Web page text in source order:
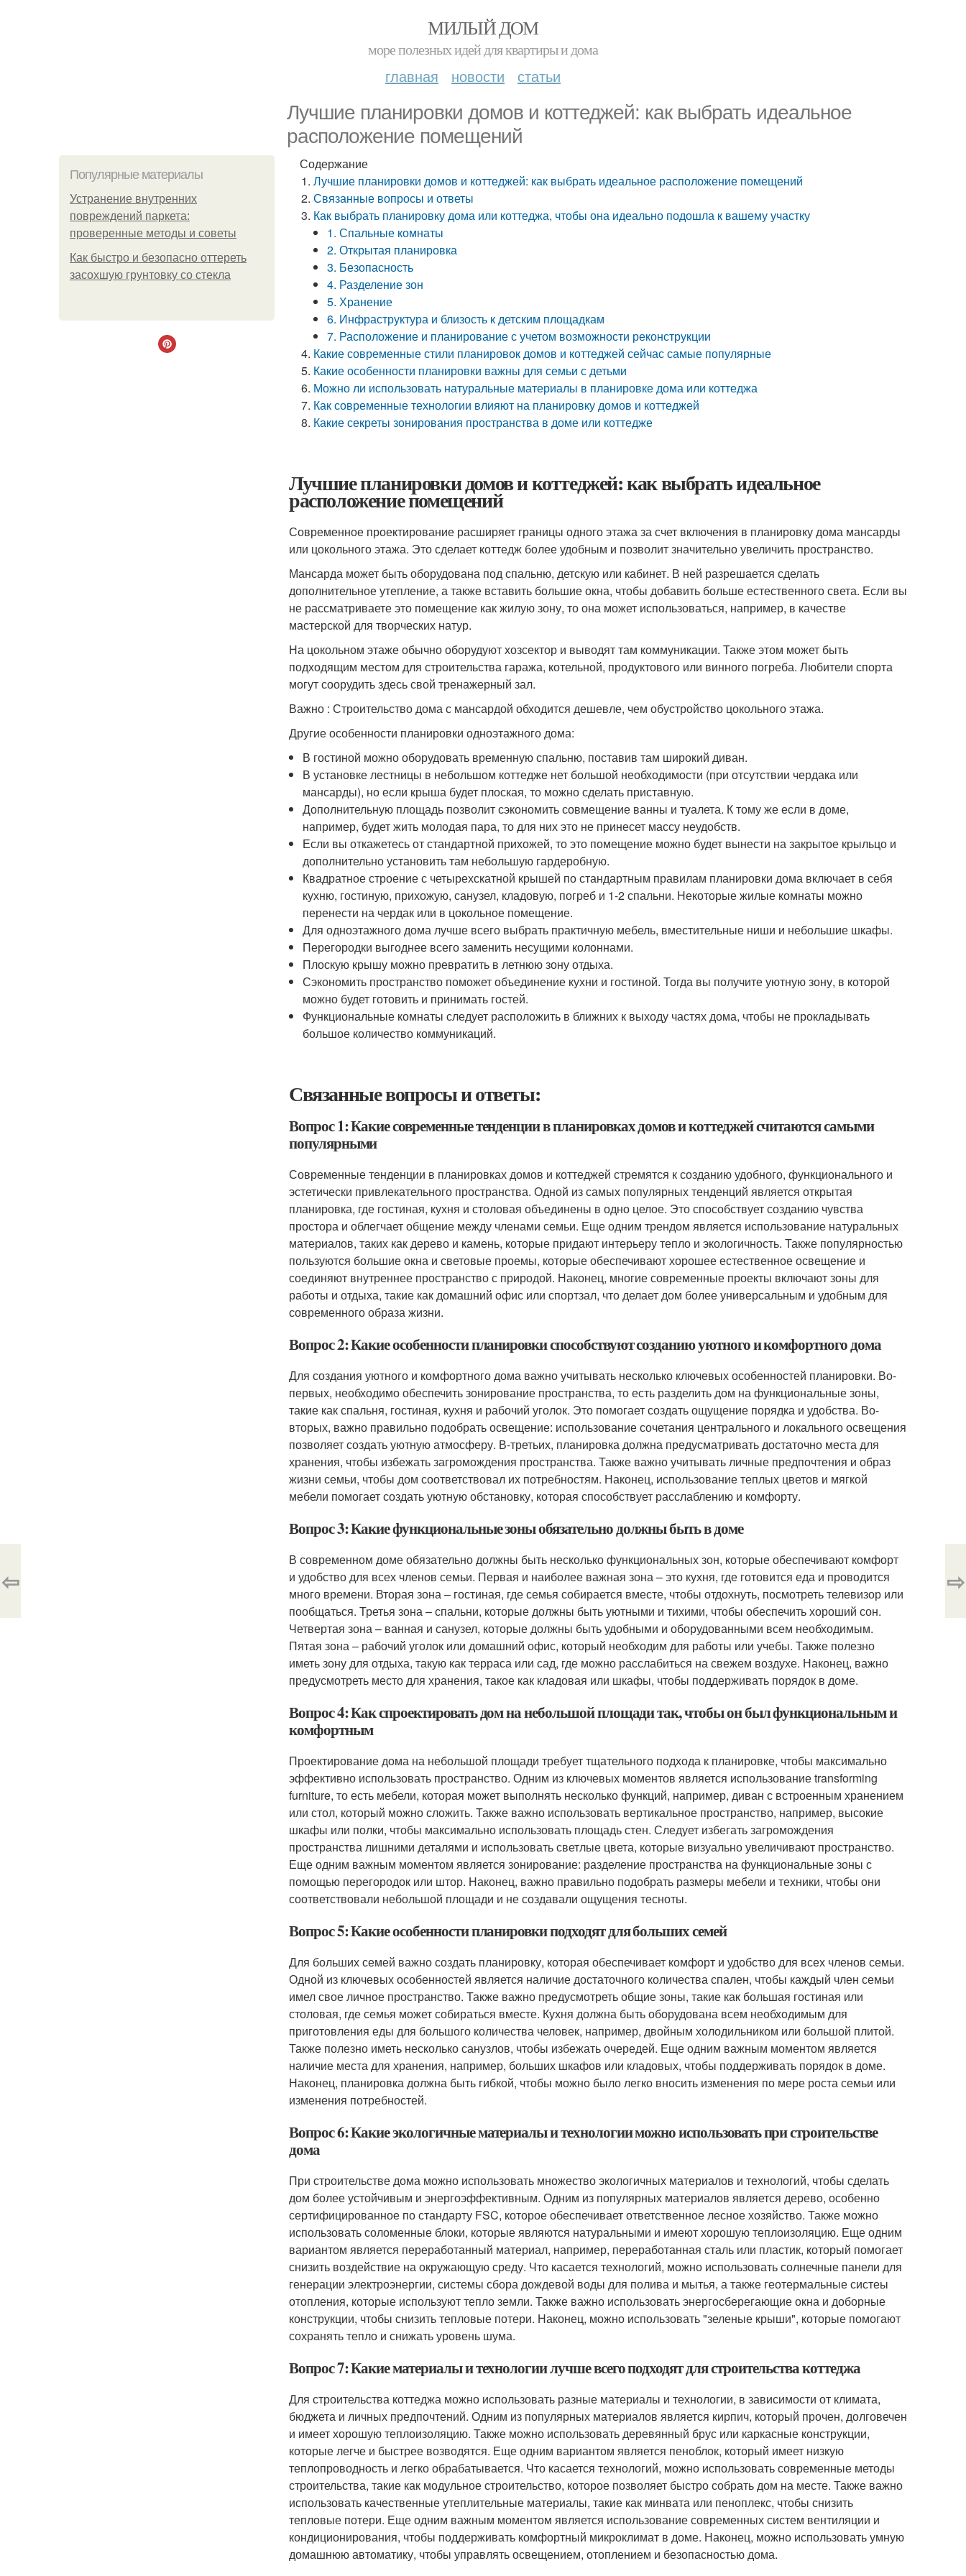
МИЛЫЙ ДОМ
море полезных идей для квартиры и дома
главная новости статьи
Лучшие планировки домов и коттеджей: как выбрать идеальное
расположение помещений
Популярные материалы
Устранение внутренних
повреждений паркета:
проверенные методы и советы
Как быстро и безопасно оттереть
засохшую грунтовку со стекла
Содержание
Лучшие планировки домов и коттеджей: как выбрать идеальное расположение помещений
Связанные вопросы и ответы
Как выбрать планировку дома или коттеджа, чтобы она идеально подошла к вашему участку
1. Спальные комнаты
2. Открытая планировка
3. Безопасность
4. Разделение зон
5. Хранение
6. Инфраструктура и близость к детским площадкам
7. Расположение и планирование с учетом возможности реконструкции
Какие современные стили планировок домов и коттеджей сейчас самые популярные
Какие особенности планировки важны для семьи с детьми
Можно ли использовать натуральные материалы в планировке дома или коттеджа
Как современные технологии влияют на планировку домов и коттеджей
Какие секреты зонирования пространства в доме или коттедже
Лучшие планировки домов и коттеджей: как выбрать идеальное
расположение помещений
Современное проектирование расширяет границы одного этажа за счет включения в планировку дома мансарды
или цокольного этажа. Это сделает коттедж более удобным и позволит значительно увеличить пространство.
Мансарда может быть оборудована под спальню, детскую или кабинет. В ней разрешается сделать
дополнительное утепление, а также вставить большие окна, чтобы добавить больше естественного света. Если вы
не рассматриваете это помещение как жилую зону, то она может использоваться, например, в качестве
мастерской для творческих натур.
На цокольном этаже обычно оборудуют хозсектор и выводят там коммуникации. Также этом может быть
подходящим местом для строительства гаража, котельной, продуктового или винного погреба. Любители спорта
могут соорудить здесь свой тренажерный зал.
Важно : Строительство дома с мансардой обходится дешевле, чем обустройство цокольного этажа.
Другие особенности планировки одноэтажного дома:
В гостиной можно оборудовать временную спальню, поставив там широкий диван.
В установке лестницы в небольшом коттедже нет большой необходимости (при отсутствии чердака или
мансарды), но если крыша будет плоская, то можно сделать приставную.
Дополнительную площадь позволит сэкономить совмещение ванны и туалета. К тому же если в доме,
например, будет жить молодая пара, то для них это не принесет массу неудобств.
Если вы откажетесь от стандартной прихожей, то это помещение можно будет вынести на закрытое крыльцо и
дополнительно установить там небольшую гардеробную.
Квадратное строение с четырехскатной крышей по стандартным правилам планировки дома включает в себя
кухню, гостиную, прихожую, санузел, кладовую, погреб и 1-2 спальни. Некоторые жилые комнаты можно
перенести на чердак или в цокольное помещение.
Для одноэтажного дома лучше всего выбрать практичную мебель, вместительные ниши и небольшие шкафы.
Перегородки выгоднее всего заменить несущими колоннами.
Плоскую крышу можно превратить в летнюю зону отдыха.
Сэкономить пространство поможет объединение кухни и гостиной. Тогда вы получите уютную зону, в которой
можно будет готовить и принимать гостей.
Функциональные комнаты следует расположить в ближних к выходу частях дома, чтобы не прокладывать
большое количество коммуникаций.
Связанные вопросы и ответы:
Вопрос 1: Какие современные тенденции в планировках домов и коттеджей считаются самыми
популярными
Современные тенденции в планировках домов и коттеджей стремятся к созданию удобного, функционального и
эстетически привлекательного пространства. Одной из самых популярных тенденций является открытая
планировка, где гостиная, кухня и столовая объединены в одно целое. Это способствует созданию чувства
простора и облегчает общение между членами семьи. Еще одним трендом является использование натуральных
материалов, таких как дерево и камень, которые придают интерьеру тепло и экологичность. Также популярностью
пользуются большие окна и световые проемы, которые обеспечивают хорошее естественное освещение и
соединяют внутреннее пространство с природой. Наконец, многие современные проекты включают зоны для
работы и отдыха, такие как домашний офис или спортзал, что делает дом более универсальным и удобным для
современного образа жизни.
Вопрос 2: Какие особенности планировки способствуют созданию уютного и комфортного дома
Для создания уютного и комфортного дома важно учитывать несколько ключевых особенностей планировки. Во-
первых, необходимо обеспечить зонирование пространства, то есть разделить дом на функциональные зоны,
такие как спальня, гостиная, кухня и рабочий уголок. Это помогает создать ощущение порядка и удобства. Во-
вторых, важно правильно подобрать освещение: использование сочетания центрального и локального освещения
позволяет создать уютную атмосферу. В-третьих, планировка должна предусматривать достаточно места для
хранения, чтобы избежать загромождения пространства. Также важно учитывать личные предпочтения и образ
жизни семьи, чтобы дом соответствовал их потребностям. Наконец, использование теплых цветов и мягкой
мебели помогает создать уютную обстановку, которая способствует расслаблению и комфорту.
Вопрос 3: Какие функциональные зоны обязательно должны быть в доме
В современном доме обязательно должны быть несколько функциональных зон, которые обеспечивают комфорт
и удобство для всех членов семьи. Первая и наиболее важная зона – это кухня, где готовится еда и проводится
много времени. Вторая зона – гостиная, где семья собирается вместе, чтобы отдохнуть, посмотреть телевизор или
пообщаться. Третья зона – спальни, которые должны быть уютными и тихими, чтобы обеспечить хороший сон.
Четвертая зона – ванная и санузел, которые должны быть удобными и оборудованными всем необходимым.
Пятая зона – рабочий уголок или домашний офис, который необходим для работы или учебы. Также полезно
иметь зону для отдыха, такую как терраса или сад, где можно расслабиться на свежем воздухе. Наконец, важно
предусмотреть место для хранения, такое как кладовая или шкафы, чтобы поддерживать порядок в доме.
Вопрос 4: Как спроектировать дом на небольшой площади так, чтобы он был функциональным и
комфортным
Проектирование дома на небольшой площади требует тщательного подхода к планировке, чтобы максимально
эффективно использовать пространство. Одним из ключевых моментов является использование transforming
furniture, то есть мебели, которая может выполнять несколько функций, например, диван с встроенным хранением
или стол, который можно сложить. Также важно использовать вертикальное пространство, например, высокие
шкафы или полки, чтобы максимально использовать площадь стен. Следует избегать загромождения
пространства лишними деталями и использовать светлые цвета, которые визуально увеличивают пространство.
Еще одним важным моментом является зонирование: разделение пространства на функциональные зоны с
помощью перегородок или штор. Наконец, важно правильно подобрать размеры мебели и техники, чтобы они
соответствовали небольшой площади и не создавали ощущения тесноты.
Вопрос 5: Какие особенности планировки подходят для больших семей
Для больших семей важно создать планировку, которая обеспечивает комфорт и удобство для всех членов семьи.
Одной из ключевых особенностей является наличие достаточного количества спален, чтобы каждый член семьи
имел свое личное пространство. Также важно предусмотреть общие зоны, такие как большая гостиная или
столовая, где семья может собираться вместе. Кухня должна быть оборудована всем необходимым для
приготовления еды для большого количества человек, например, двойным холодильником или большой плитой.
Также полезно иметь несколько санузлов, чтобы избежать очередей. Еще одним важным моментом является
наличие места для хранения, например, больших шкафов или кладовых, чтобы поддерживать порядок в доме.
Наконец, планировка должна быть гибкой, чтобы можно было легко вносить изменения по мере роста семьи или
изменения потребностей.
Вопрос 6: Какие экологичные материалы и технологии можно использовать при строительстве
дома
При строительстве дома можно использовать множество экологичных материалов и технологий, чтобы сделать
дом более устойчивым и энергоэффективным. Одним из популярных материалов является дерево, особенно
сертифицированное по стандарту FSC, которое обеспечивает ответственное лесное хозяйство. Также можно
использовать соломенные блоки, которые являются натуральными и имеют хорошую теплоизоляцию. Еще одним
вариантом является переработанный материал, например, переработанная сталь или пластик, который помогает
снизить воздействие на окружающую среду. Что касается технологий, можно использовать солнечные панели для
генерации электроэнергии, системы сбора дождевой воды для полива и мытья, а также геотермальные систеы
отопления, которые используют тепло земли. Также важно использовать энергосберегающие окна и доборные
конструкции, чтобы снизить тепловые потери. Наконец, можно использовать "зеленые крыши", которые помогают
сохранять тепло и снижать уровень шума.
Вопрос 7: Какие материалы и технологии лучше всего подходят для строительства коттеджа
Для строительства коттеджа можно использовать разные материалы и технологии, в зависимости от климата,
бюджета и личных предпочтений. Одним из популярных материалов является кирпич, который прочен, долговечен
и имеет хорошую теплоизоляцию. Также можно использовать деревянный брус или каркасные конструкции,
которые легче и быстрее возводятся. Еще одним вариантом является пеноблок, который имеет низкую
теплопроводность и легко обрабатывается. Что касается технологий, можно использовать современные методы
строительства, такие как модульное строительство, которое позволяет быстро собрать дом на месте. Также важно
использовать качественные утеплительные материалы, такие как минвата или пеноплекс, чтобы снизить
тепловые потери. Еще одним важным моментом является использование современных систем вентиляции и
кондиционирования, чтобы поддерживать комфортный микроклимат в доме. Наконец, можно использовать умную
домашнюю автоматику, чтобы управлять освещением, отоплением и безопасностью дома.
⇦ ⇨